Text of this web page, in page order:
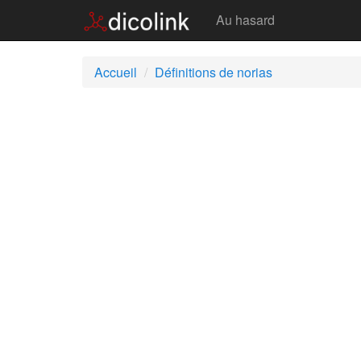
Au hasard
Accueil Définitions de norias
Norias